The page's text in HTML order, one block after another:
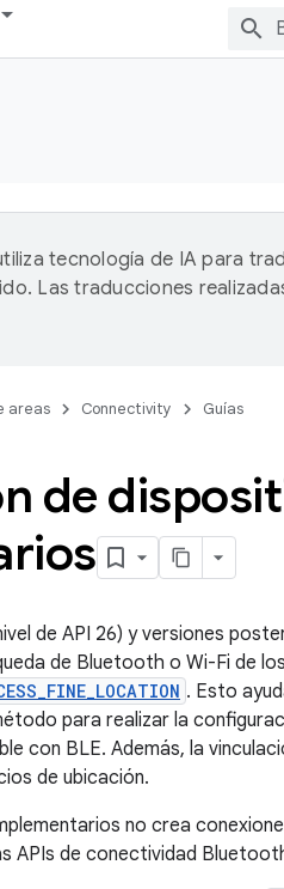
tecnología de IA para
Las traducciones
areas Connectivity Guías
de
de API 26) y versiones
de Bluetooth o Wi-Fi de
. Esto
para realizar la
con BLE. Además, la
de ubicación.
no crea
APIs de conectividad